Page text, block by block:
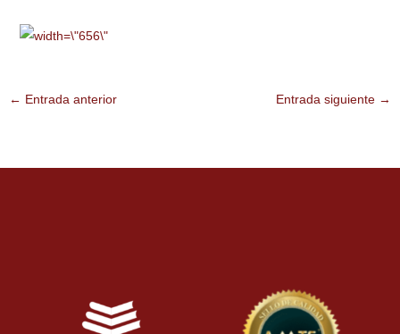
← Entrada anterior Entrada siguiente →